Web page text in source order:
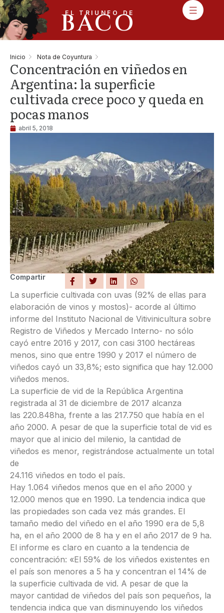
EL TRIUNFO DE
BACO
Inicio Nota de Coyuntura
Concentración en viñedos en
Argentina: la superficie
cultivada crece poco y queda en
pocas manos
abril 5, 2018
Compartir
La superficie cultivada con uvas (92% de ellas para
elaboración de vinos y mostos)- acorde al último
informe del Instituto Nacional de Vitivinicultura sobre
Registro de Viñedos y Mercado Interno- no sólo
cayó entre 2016 y 2017, con casi 3100 hectáreas
menos, sino que entre 1990 y 2017 el número de
viñedos cayó un 33,8%; esto significa que hay 12.000
viñedos menos.
La superficie de vid de la República Argentina
registrada al 31 de diciembre de 2017 alcanza
las 220.848ha, frente a las 217.750 que había en el
año 2000. A pesar de que la superficie total de vid es
mayor que al inicio del milenio, la cantidad de
viñedos es menor, registrándose actualmente un total
de
24.116 viñedos en todo el país.
Hay 1.064 viñedos menos que en el año 2000 y
12.000 menos que en 1990. La tendencia indica que
las propiedades son cada vez más grandes. El
tamaño medio del viñedo en el año 1990 era de 5,8
ha, en el año 2000 de 8 ha y en el año 2017 de 9 ha.
El informe es claro en cuanto a la tendencia de
concentración: «El 59% de los viñedos existentes en
el país son menores a 5 ha y concentran el 14% de
la superficie cultivada de vid. A pesar de que la
mayor cantidad de viñedos del país son pequeños, la
tendencia indica que van disminuyendo los viñedos